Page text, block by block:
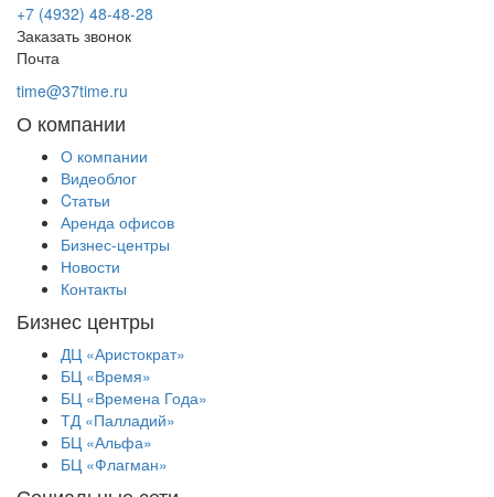
+7 (4932) 48-48-28
Заказать звонок
Почта
time@37time.ru
О компании
О компании
Видеоблог
Cтатьи
Аренда офисов
Бизнес-центры
Новости
Контакты
Бизнес центры
ДЦ «Аристократ»
БЦ «Время»
БЦ «Времена Года»
ТД «Палладий»
БЦ «Альфа»
БЦ «Флагман»